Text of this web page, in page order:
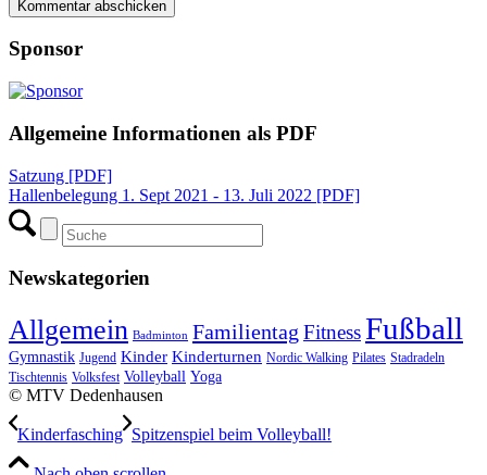
Sponsor
Allgemeine Informationen als PDF
Satzung [PDF]
Hallenbelegung 1. Sept 2021 - 13. Juli 2022 [PDF]
Newskategorien
Allgemein Badminton Familientag FitnessFußball
Gymnastik Jugend Kinder Kinderturnen Nordic Walking Pilates Stadradeln
Tischtennis Volksfest Volleyball Yoga
© MTV Dedenhausen
Kinderfasching Spitzenspiel beim Volleyball!